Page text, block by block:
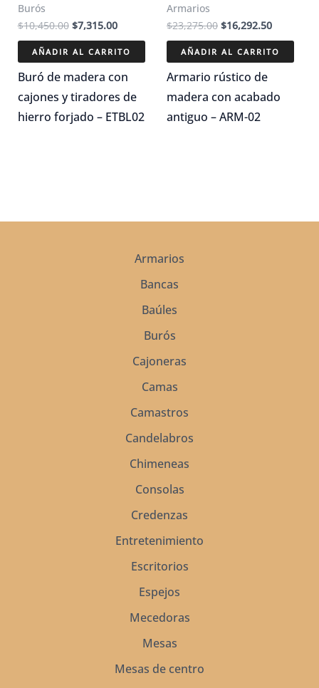
Burós
$10,450.00 El
original
era:
$10,450.00.
$7,315.00El
actual
es:
$7,315.00.
AÑADIR AL CARRITO
Buró de madera con
cajones y tiradores de
hierro forjado – ETBL02
Armarios
$23,275.00 El
original
era:
$23,275.00.
$16,292.50El
actual
es:
AÑADIR AL CARRITO
Armario rústico de
madera con acabado
antiguo – ARM-02
Armarios
Bancas
Baúles
Burós
Cajoneras
Camas
Camastros
Candelabros
Chimeneas
Consolas
Credenzas
Entretenimiento
Escritorios
Espejos
Mecedoras
Mesas
Mesas de centro